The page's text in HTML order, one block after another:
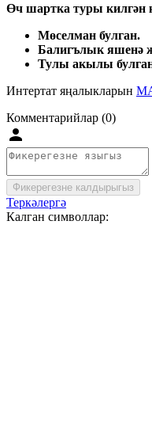
Өч шартка туры килгән
Мөселман булган.
Балигълык яшенә
Тулы акылы
Интертат яңалыкларын
Комментарийлар (0)
Фикерегезне калдырыгыз
Теркәлергә
Калган символлар: